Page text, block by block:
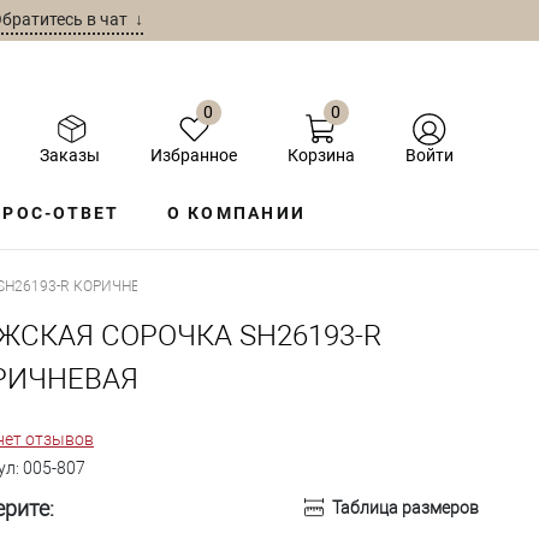
в чат ↓
Заказы
0
Избранное
0
Корзина Войти
ОТВЕТ О КОМПАНИИ
R КОРИЧНЕВАЯ
СОРОЧКА SH26193-R
отзывов
005-807
Таблица размеров